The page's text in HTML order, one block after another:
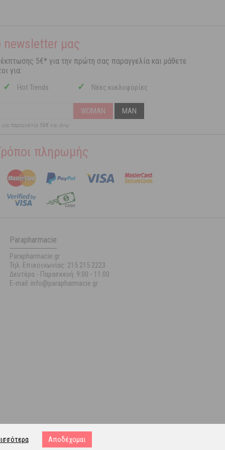
Αποδέχομαι
newsletter μας
5€* για την πρώτη σας παραγγελία και μάθετε
για:
✓ Hot Trends ✓ Νέες κυκλοφορίες
WOMAN MAN
για παραγγελία 59€ και άνω
πληρωμής
Parapharmacie
Parapharmacie.gr
Τηλ. Επικοινωνίας: 215 215 2223
Δευτέρα - Παρασκευή: 9:00 - 11:00
E-mail: info@parapharmacie.gr